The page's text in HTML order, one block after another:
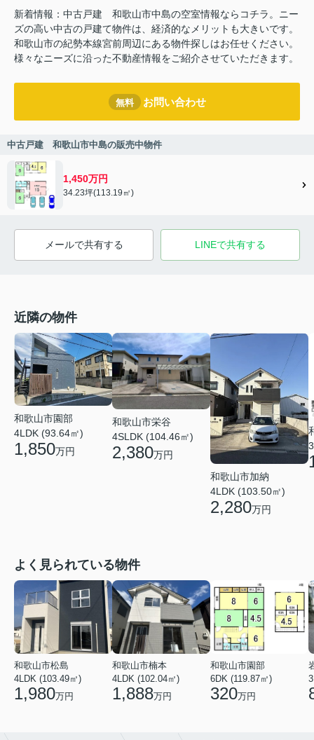
新着情報：中古戸建 和歌山市中島の空室情報ならコチラ。ニー
ズの高い中古の戸建て物件は、経済的なメリットも大きいです。
和歌山市の紀勢本線宮前周辺にある物件探しはお任せください。
様々なニーズに沿った不動産情報をご紹介させていただきます。
無料 お問い合わせ
中古戸建 和歌山市中島の販売中物件
1,450万円
34.23坪(113.19㎡)
メールで共有する LINEで共有する
近隣の物件
和歌山市園部
4LDK (93.64㎡)
1,850万円
和歌山市栄谷
4SLDK (104.46㎡)
2,380万円
和歌山市加納
4LDK (103.50㎡)
2,280万円
よく見られている物件
和歌山市松島
4LDK (103.49㎡)
1,980万円
和歌山市楠本
4LDK (102.04㎡)
1,888万円
和歌山市園部
6DK (119.87㎡)
320万円